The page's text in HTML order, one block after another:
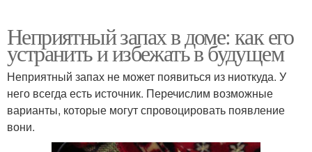
Неприятный запах в доме: как его
устранить и избежать в будущем
Неприятный запах не может появиться из ниоткуда. У
него всегда есть источник. Перечислим возможные
варианты, которые могут спровоцировать появление
вони.